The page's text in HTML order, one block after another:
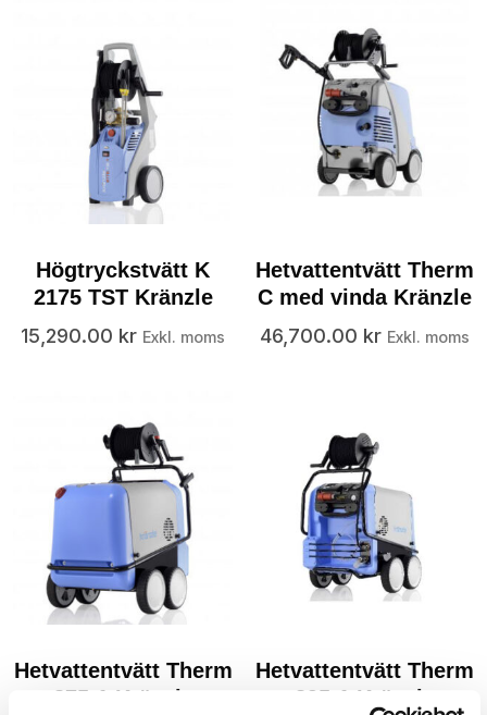
Högtryckstvätt K
2175 TST Kränzle
15,290.00 kr Exkl. moms
Hetvattentvätt Therm
C med vinda Kränzle
46,700.00 kr Exkl. moms
Hetvattentvätt Therm
875-1 Kränzle
Hetvattentvätt Therm
895-1 Kränzle